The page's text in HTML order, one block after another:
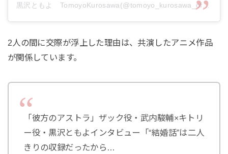
黒沢ともよ TomoyoKurosawa(@tomoyo_kurosawa_official_)がシェアした投稿
2人の間に交際が浮上した理由は、共演したアニメ作品
が関係しています。
「彼方のアストラ」ザック役・武内駿輔×キトリ
ー役・黒沢ともよインタビュー「“結婚話”は二人
きりの収録だったから…